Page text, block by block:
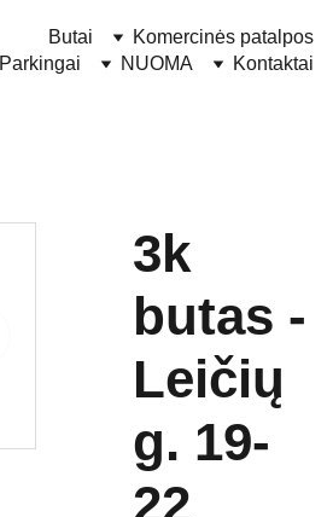
Butai
Komercinės patalpos
Parkingai
NUOMA Kontaktai
3k
butas -
Leičių
g. 19-
22